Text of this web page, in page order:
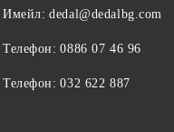
Имейл: dedal@dedalbg.com
Телефон: 0886 07 46 96
Телефон: 032 622 887